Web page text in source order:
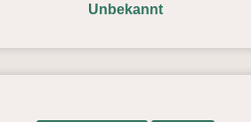
Unbekannt